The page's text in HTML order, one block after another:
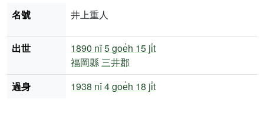
名號 井上重人
出世 1890 nî5 goe̍h 15 ji̍t
福岡縣三井郡
過身
1938 nî4 goe̍h 18 ji̍t